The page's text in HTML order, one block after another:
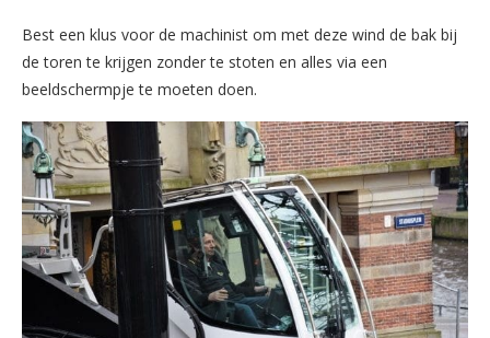
Best een klus voor de machinist om met deze wind de bak bij
de toren te krijgen zonder te stoten en alles via een
beeldschermpje te moeten doen.